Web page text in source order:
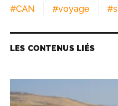
#CAN #voyage #
LES CONTENUS LIÉS